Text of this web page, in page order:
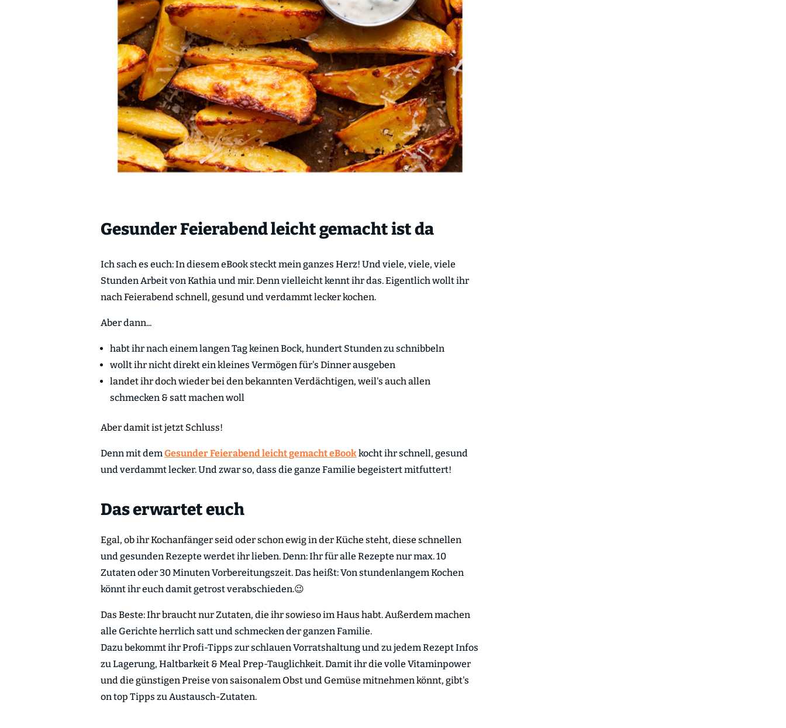
Gesunder Feierabend leicht gemacht ist da
Ich sach es euch: In diesem eBook steckt mein ganzes Herz! Und viele, viele, viele
Stunden Arbeit von Kathia und mir. Denn vielleicht kennt ihr das. Eigentlich wollt ihr
nach Feierabend schnell, gesund und verdammt lecker kochen.
Aber dann...
habt ihr nach einem langen Tag keinen Bock, hundert Stunden zu schnibbeln
wollt ihr nicht direkt ein kleines Vermögen für's Dinner ausgeben
landet ihr doch wieder bei den bekannten Verdächtigen, weil's auch allen
schmecken & satt machen woll
Aber damit ist jetzt Schluss!
Denn mit demGesunder Feierabend leicht gemacht eBookkocht ihr schnell, gesund
und verdammt lecker. Und zwar so, dass die ganze Familie begeistert mitfuttert!
Das erwartet euch
Egal, ob ihr Kochanfänger seid oder schon ewig in der Küche steht, diese schnellen
und gesunden Rezepte werdet ihr lieben. Denn: Ihr für alle Rezepte nur max. 10
Zutaten oder 30 Minuten Vorbereitungszeit. Das heißt: Von stundenlangem Kochen
könnt ihr euch damit getrost verabschieden.😉
Das Beste: Ihr braucht nur Zutaten, die ihr sowieso im Haus habt. Außerdem machen
alle Gerichte herrlich satt und schmecken der ganzen Familie.
Dazu bekommt ihr Profi-Tipps zur schlauen Vorratshaltung und zu jedem Rezept Infos
zu Lagerung, Haltbarkeit & Meal Prep-Tauglichkeit. Damit ihr die volle Vitaminpower
und die günstigen Preise von saisonalem Obst und Gemüse mitnehmen könnt, gibt's
on top Tipps zu Austausch-Zutaten.